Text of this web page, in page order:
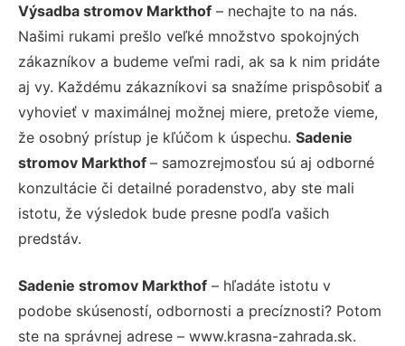
Výsadba stromov Markthof – nechajte to na nás.
Našimi rukami prešlo veľké množstvo spokojných
zákazníkov a budeme veľmi radi, ak sa k nim pridáte
aj vy. Každému zákazníkovi sa snažíme prispôsobiť a
vyhovieť v maximálnej možnej miere, pretože vieme,
že osobný prístup je kľúčom k úspechu. Sadenie
stromov Markthof – samozrejmosťou sú aj odborné
konzultácie či detailné poradenstvo, aby ste mali
istotu, že výsledok bude presne podľa vašich
predstáv.
Sadenie stromov Markthof – hľadáte istotu v
podobe skúseností, odbornosti a precíznosti? Potom
ste na správnej adrese – www.krasna-zahrada.sk.